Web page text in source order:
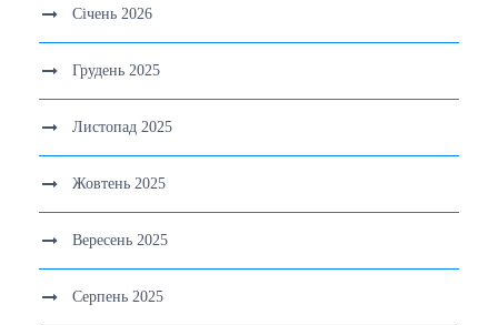
Січень 2026
Грудень 2025
Листопад 2025
Жовтень 2025
Вересень 2025
Серпень 2025